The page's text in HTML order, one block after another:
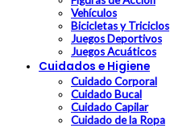
Vehículos
Bicicletas y Triciclos
Juegos Deportivos
Juegos Acuáticos
Cuidados e Higiene
Cuidado Corporal
Cuidado Bucal
Cuidado Capilar
Cuidado de la Ropa